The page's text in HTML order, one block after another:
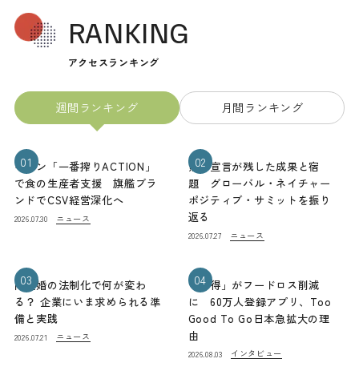
RANKING
アクセスランキング
週間ランキング 月間ランキング
01
キリン「一番搾りACTION」
で食の生産者支援 旗艦ブラ
ンドでCSV経営深化へ
2026.07.30 ニュース
02
熊本宣言が残した成果と宿
題 グローバル・ネイチャー
ポジティブ・サミットを振り
返る
2026.07.27 ニュース
03
同性婚の法制化で何が変わ
る？ 企業にいま求められる準
備と実践
2026.07.21 ニュース
04
「お得」がフードロス削減
に 60万人登録アプリ、Too
Good To Go日本急拡大の理
由
2026.08.03 インタビュー